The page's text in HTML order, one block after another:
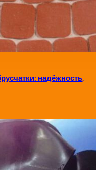
надёжность,